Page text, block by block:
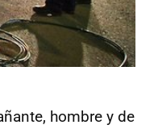
hombre y de